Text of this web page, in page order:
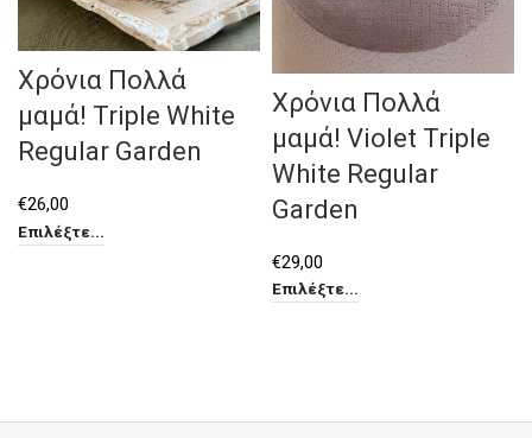
Χρόνια Πολλά
μαμά! Triple White
Regular Garden
€26,00
Επιλέξτε...
Χρόνια Πολλά
μαμά! Violet Triple
White Regular
Garden
€29,00
Επιλέξτε...